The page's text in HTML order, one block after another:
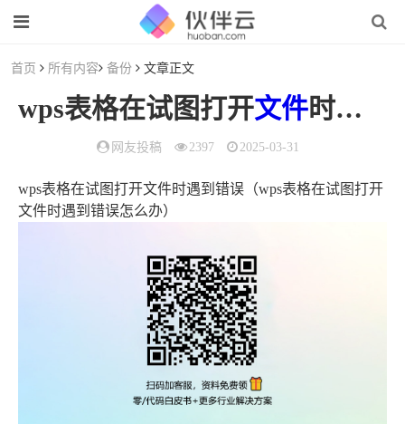
首页 所有内容 备份 文章正文
wps表格在试图打开文件时遇到错误（wps表格在试图打开
网友投稿 2397 2025-03-31
wps表格在试图打开文件时遇到错误（wps表格在试图打开
文件时遇到错误怎么办）